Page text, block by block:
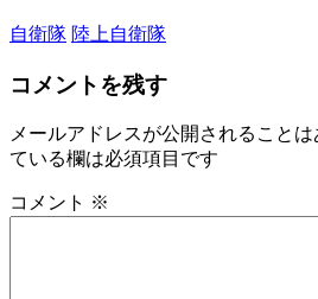
自衛隊 陸上自衛隊
コメントを残す
メールアドレスが公開されることは
ている欄は必須項目です
コメント ※